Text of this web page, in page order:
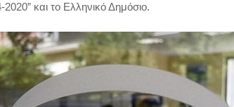
και το Ελληνικό Δημόσιο.